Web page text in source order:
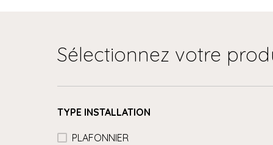
Sélectionnez votre
TYPE INSTALLATION
PLAFONNIER